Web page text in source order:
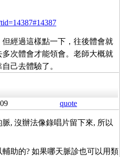
經過這樣點一下，往後體會就
次體會才能領會。老師大概就
己去體驗了。
quote
, 沒辦法像錄唱片留下來, 所以
助的? 如果哪天脈診也可以用類